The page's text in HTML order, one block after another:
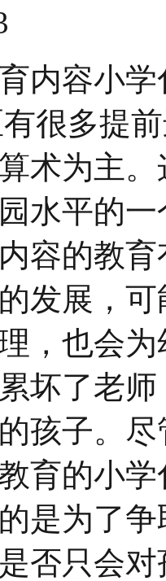
内容小
很多提
术为主
水平的
容的教
发展，
，也会
坏了老
孩子。
育的小
是为了
否只会